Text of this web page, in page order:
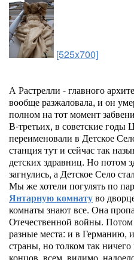
[525x700]
А Растрелли - главного
вообще разжаловала, и он
полном на тот момент
В-третьих, в советские годы
переименовали в Детское
станция тут и сейчас так
детских здравниц. Но потом
загнулись, а Детское Село
Мы же хотели погулять по
Янтарную комнатуво
комнаты знают все. Она
Отечественной войны.
разные места: и в Германию,
страны, но толком так